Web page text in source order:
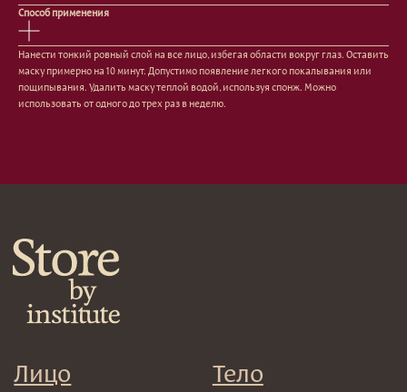
Способ применения
Нанести тонкий ровный слой на все лицо, избегая области вокруг глаз. Оставить
маску примерно на 10 минут. Допустимо появление легкого покалывания или
пощипывания. Удалить маску теплой водой, используя спонж. Можно
использовать от одного до трех раз в неделю.
Сертификаты
Наборы
Клиентам
Оплата и возврат
Согласие на обработку
персональных данных
конфиденциальности
Договор оферта
E-mail
Волосы
Проблемы
Шампуни
Кондиционеры/бальзамы
Маски/скрабы
Сыворотки/лосьоны